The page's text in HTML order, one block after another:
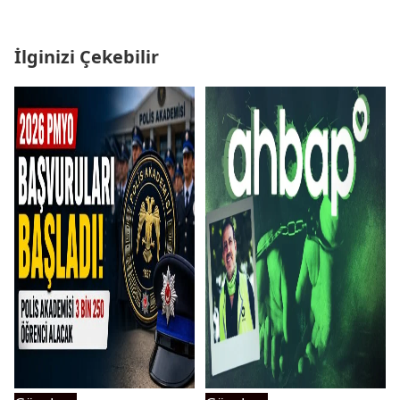
İlginizi Çekebilir